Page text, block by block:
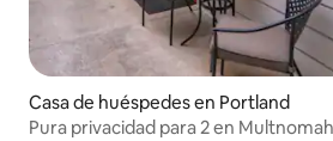
Casa de huéspedes en Portland
Pura privacidad para 2 en